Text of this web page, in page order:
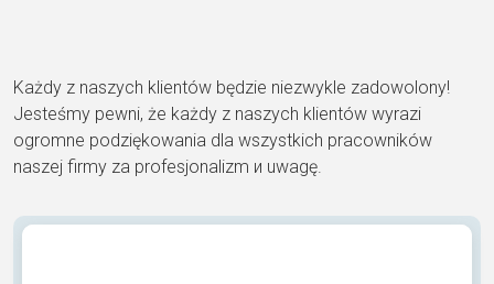
Każdy z naszych klientów będzie niezwykle zadowolony!
Jesteśmy pewni, że każdy z naszych klientów wyrazi
ogromne podziękowania dla wszystkich pracowników
naszej firmy za profesjonalizm и uwagę.